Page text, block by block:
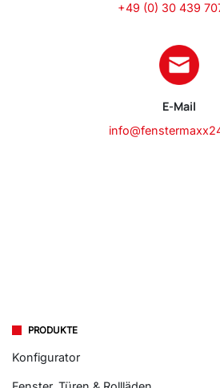
+49 (0) 30 439
E-Mail
PRODUKTE
Konfigurator